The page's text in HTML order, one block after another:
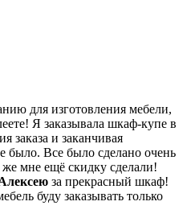
для изготовления мебели,
Я заказывала шкаф-купе в
заказа и заканчивая
было. Все было сделано очень
мне ещё скидку сделали!
за прекрасный шкаф!
буду заказывать только